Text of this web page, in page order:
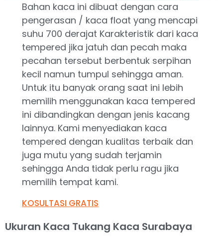
Bahan kaca ini dibuat dengan cara
pengerasan / kaca float yang mencapi
suhu 700 derajat Karakteristik dari kaca
tempered jika jatuh dan pecah maka
pecahan tersebut berbentuk serpihan
kecil namun tumpul sehingga aman.
Untuk itu banyak orang saat ini lebih
memilih menggunakan kaca tempered
ini dibandingkan dengan jenis kacang
lainnya. Kami menyediakan kaca
tempered dengan kualitas terbaik dan
juga mutu yang sudah terjamin
sehingga Anda tidak perlu ragu jika
memilih tempat kami.
KOSULTASI GRATIS
Ukuran Kaca Tukang Kaca Surabaya